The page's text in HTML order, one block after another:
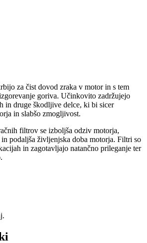
za čist dovod zraka v motor in s tem
goriva. Učinkovito zadržujejo
in druge škodljive delce, ki bi sicer
in slabšo zmogljivost.
filtrov se izboljša odziv motorja,
podaljša življenjska doba motorja. Filtri so
in zagotavljajo natančno prileganje ter